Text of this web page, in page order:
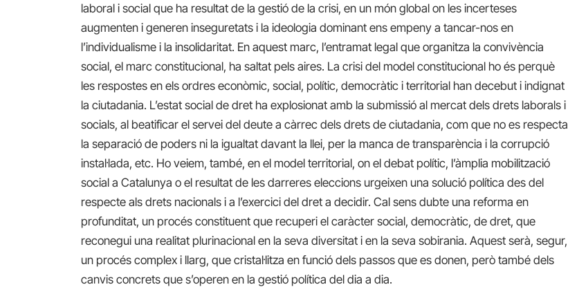
laboral i social que ha resultat de la gestió de la crisi, en un món global on les incerteses
augmenten i generen inseguretats i la ideologia dominant ens empeny a tancar-nos en
l’individualisme i la insolidaritat. En aquest marc, l’entramat legal que organitza la convivència
social, el marc constitucional, ha saltat pels aires. La crisi del model constitucional ho és perquè
les respostes en els ordres econòmic, social, polític, democràtic i territorial han decebut i indignat
la ciutadania. L’estat social de dret ha explosionat amb la submissió al mercat dels drets laborals i
socials, al beatificar el servei del deute a càrrec dels drets de ciutadania, com que no es respecta
la separació de poders ni la igualtat davant la llei, per la manca de transparència i la corrupció
instal·lada, etc. Ho veiem, també, en el model territorial, on el debat polític, l’àmplia mobilització
social a Catalunya o el resultat de les darreres eleccions urgeixen una solució política des del
respecte als drets nacionals i a l’exercici del dret a decidir. Cal sens dubte una reforma en
profunditat, un procés constituent que recuperi el caràcter social, democràtic, de dret, que
reconegui una realitat plurinacional en la seva diversitat i en la seva sobirania. Aquest serà, segur,
un procés complex i llarg, que cristal·litza en funció dels passos que es donen, però també dels
canvis concrets que s’operen en la gestió política del dia a dia.